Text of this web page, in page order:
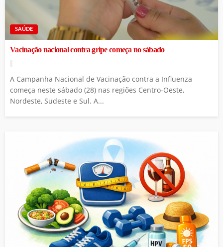
SAÚDE
Vacinação nacional contra gripe começa no sábado
A Campanha Nacional de Vacinação contra a Influenza
começa neste sábado (28) nas regiões Centro-Oeste,
Nordeste, Sudeste e Sul. A...